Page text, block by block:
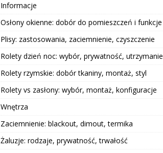
Informacje
Osłony okienne: dobór do pomieszczeń i funkcje
Plisy: zastosowania, zaciemnienie, czyszczenie
Rolety dzień noc: wybór, prywatność, utrzymanie
Rolety rzymskie: dobór tkaniny, montaż, styl
Rolety vs zasłony: wybór, montaż, konfiguracje
Wnętrza
Zaciemnienie: blackout, dimout, termika
Żaluzje: rodzaje, prywatność, trwałość